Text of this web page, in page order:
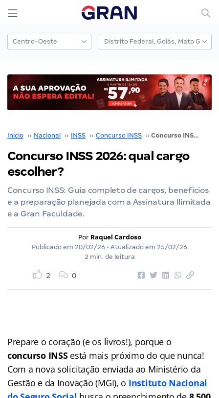
Início ›› Nacional ›› INSS ›› Concurso INSS ›› Concurso INSS 2026: qual cargo escolher?
Concurso INSS 2026: qual cargo
escolher?
Concurso INSS: Guia completo de cargos, benefícios
e a preparação planejada com a Assinatura Ilimitada
e a Gran Faculdade.
Por Raquel Cardoso
Publicado em 20/02/26 • Atualizado em 25/02/26
2 min. de leitura
2 0
Prepare o coração (e os livros!), porque o
concurso INSSestá mais próximo do que nunca!
Com a nova solicitação enviada ao Ministério da
Gestão e da Inovação (MGI), o Instituto Nacional